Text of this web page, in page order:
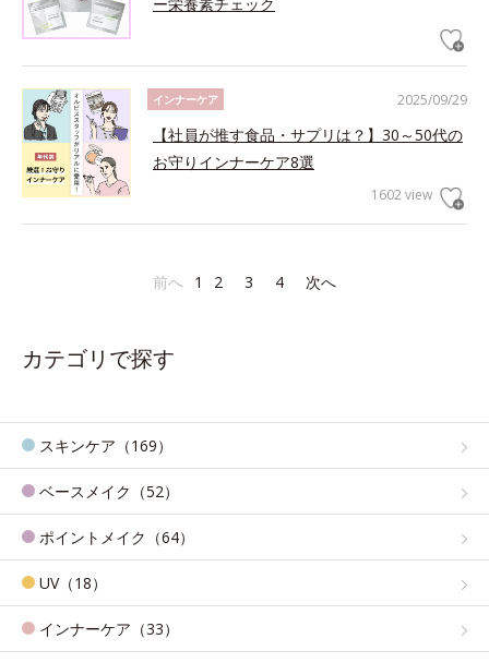
2025/09/29
インナーケア
【社員が推す食品・サプリは？】30～50代の
お守りインナーケア8選
1602 view
前へ 1 2 3 4 次へ
カテゴリで探す
スキンケア（169）
ベースメイク（52）
ポイントメイク（64）
UV（18）
インナーケア（33）